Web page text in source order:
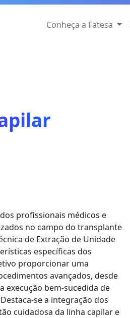
Conheça a Fatesa
profissionais médicos e
no campo do transplante
de Extração de Unidade
específicas dos
proporcionar uma
avançados, desde
execução bem-sucedida de
se a integração dos
cuidadosa da linha capilar e